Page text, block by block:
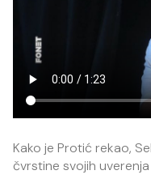
Kako je Protić rekao,
čvrstine svojih